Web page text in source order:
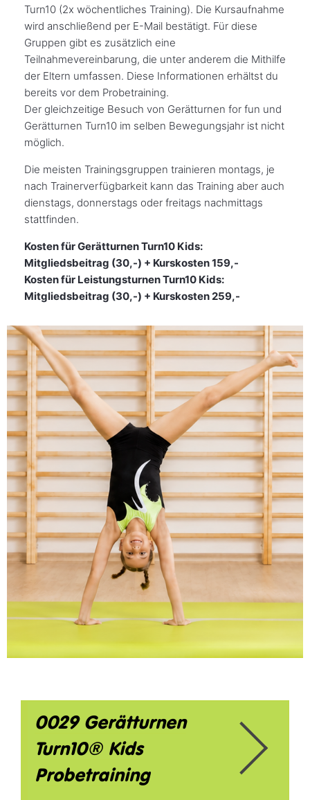
Turn10 (2x wöchentliches Training). Die Kursaufnahme
wird anschließend per E-Mail bestätigt. Für diese
Gruppen gibt es zusätzlich eine
Teilnahmevereinbarung, die unter anderem die Mithilfe
der Eltern umfassen. Diese Informationen erhältst du
bereits vor dem Probetraining.
Der gleichzeitige Besuch von Gerätturnen for fun und
Gerätturnen Turn10 im selben Bewegungsjahr ist nicht
möglich.
Die meisten Trainingsgruppen trainieren montags, je
nach Trainerverfügbarkeit kann das Training aber auch
dienstags, donnerstags oder freitags nachmittags
stattfinden.
Kosten für Gerätturnen Turn10 Kids:
Mitgliedsbeitrag (30,-) + Kurskosten 159,-
Kosten für Leistungsturnen Turn10 Kids:
Mitgliedsbeitrag (30,-) + Kurskosten 259,-
0029 Gerätturnen
Turn10® Kids
Probetraining